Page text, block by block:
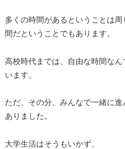
多くの時間があるということは
間だということでもあります。
高校時代までは、自由な時間な
います。
ただ、その分、みんなで一緒に
ありました。
大学生活はそうもいかず、